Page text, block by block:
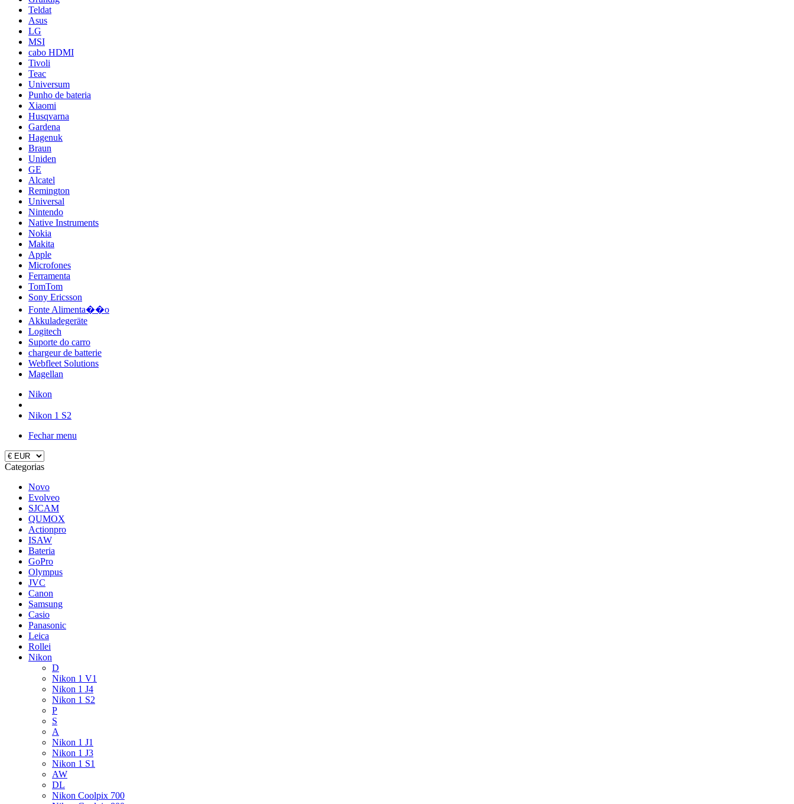
Teldat
Asus
LG
MSI
cabo HDMI
Tivoli
Teac
Universum
Punho de bateria
Xiaomi
Husqvarna
Gardena
Hagenuk
Braun
Uniden
GE
Alcatel
Remington
Universal
Nintendo
Native Instruments
Nokia
Makita
Apple
Microfones
Ferramenta
TomTom
Sony Ericsson
Fonte Alimenta��o
Akkuladegeräte
Logitech
Suporte do carro
chargeur de batterie
Webfleet Solutions
Magellan
Nikon
Nikon 1 S2
Fechar menu
Categorias
Novo
Evolveo
SJCAM
QUMOX
Actionpro
ISAW
Bateria
GoPro
Olympus
JVC
Canon
Samsung
Casio
Panasonic
Leica
Rollei
Nikon
D
Nikon 1 V1
Nikon 1 J4
Nikon 1 S2
P
S
A
Nikon 1 J1
Nikon 1 J3
Nikon 1 S1
AW
DL
Nikon Coolpix 700